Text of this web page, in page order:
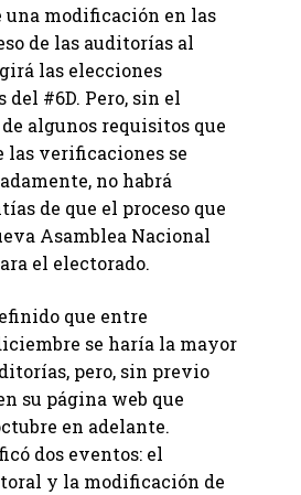
modificación en las
de las auditorías al
las elecciones
#6D. Pero, sin el
algunos requisitos que
las verificaciones se
no habrá
de que el proceso que
Asamblea Nacional
el electorado.
que entre
se haría la mayor
pero, sin previo
su página web que
en adelante.
dos eventos: el
y la modificación de